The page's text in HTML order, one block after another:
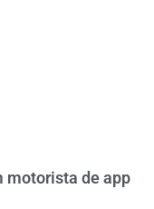
motorista de app